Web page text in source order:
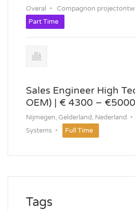
Overal
Compagnon
Part Time
Sales Engineer High
OEM) | € 4300 –
Nijmegen, Gelderland, Nederland
Systems
Full Time
Tags